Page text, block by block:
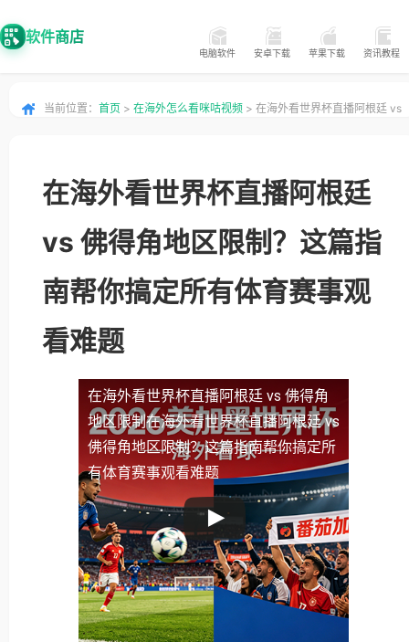
软件商店
电脑软件 安卓下载 苹果下载 资讯教程
当前位置： 首页 > 在海外怎么看咪咕视频 > 在海外看世界杯直播阿根廷 vs
在海外看世界杯直播阿根廷
vs 佛得角地区限制？这篇指
南帮你搞定所有体育赛事观
看难题
在海外看世界杯直播阿根廷 vs 佛得角
地区限制在海外看世界杯直播阿根廷 vs
佛得角地区限制？这篇指南帮你搞定所
有体育赛事观看难题